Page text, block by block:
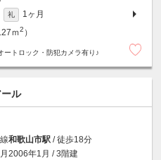
礼
1ヶ月
ｍ2 ）
トロック・防犯カメラ有り♪
ル
和歌山市駅 / 徒歩18分
2006年1月 / 3階建